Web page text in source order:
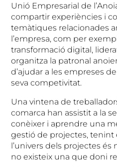
Unió Empresarial de
compartir experiències i
temàtiques relacionades
l’empresa, com per
transformació digital,
organitza la patronal
d’ajudar a les empreses
seva competivitat.
Una vintena de
comarca han assistit a la
conèixer i aprendre una
gestió de projectes,
l’univers dels projectes
no existeix una que doni